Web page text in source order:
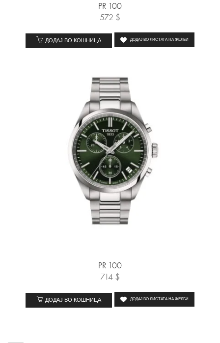
PR 100
572 $
ДОДАЈ ВО КОШНИЦА ДОДАЈ ВО ЛИСТАТА НА ЖЕЛБИ
PR 100
714 $
ДОДАЈ ВО КОШНИЦА ДОДАЈ ВО ЛИСТАТА НА ЖЕЛБИ